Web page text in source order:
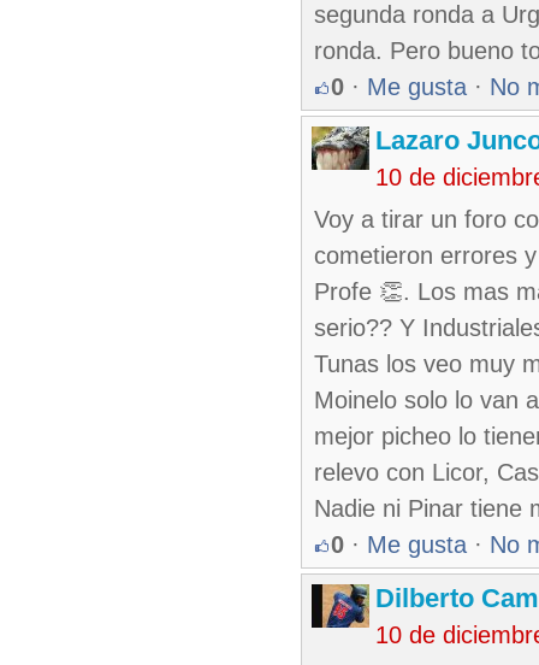
segunda ronda a
ronda. Pero bueno
0 · Me gusta · No
Lazaro
10 de
Voy a tirar un foro
cometieron errores
Profe 👏. Los mas
serio?? Y
Tunas los veo muy
Moinelo solo lo van
mejor picheo lo
relevo con Licor,
Nadie ni Pinar tiene
0 · Me gusta · No
Dilberto
10 de